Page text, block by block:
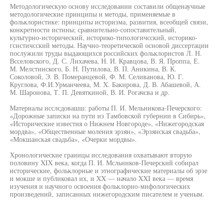
Методологическую основу исследовании составили общенаучные
методологические принципы и методы, применяемые в
фольклористике: принципы историзма, развития, всеобщей связи,
конкретности истины; сравнительно-сопоставительный,
культурно-исторический, историко-типологичсский, историко-
гснстичсский методы. Научно-теоретической основой диссертации
послужили труды выдающихся российских фольклористов Л. Н.
Всселовского, Д. С. Лихачева, Н. И. Кравцова, В. Я. Проппа, Е.
М. Мелстинского, Б. Н. Путилова, В. П. Аникина, В. К.
Соколовой, Э. В. Померанцевой, Ф. М. Селиванова, Ю. Г.
Круглова, Ф.И.Урманчеева, М. X. Бакирова, Д. В. Абашевой, А.
М. Шаронова, Т. П. Девяткиной, В. И. Рогачсва и др.
Материалы исслсдовашш: работы П. И. Мельникова-Печерского:
«Дорожные записки на пути из Тамбовской губернии в Сибирь»,
«Исторические известия о Нижнем Новгороде», «Нижегородская
мордва», «Общественные моления эрзян», «Эрзянская свадьба»,
«Мокшанская свадьба», «Очерки мордвы».
Хронологические границы исследования охватывают вторую
половину XIX века, когда П. И. Мсльников-Печерский собирал
исторические, фольклорные и этнографические материалы об эрзе
и мокше и публиковал их, и XX — начало XXI века — время
изучения и научного освоения фольклорно-мифологических
произведений, записанных нижегородским писателем и ученым.